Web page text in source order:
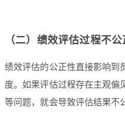
（二）绩效评估过程不公
绩效评估的公正性直接影响到
度。如果评估过程存在主观偏
等问题，就会导致评估结果不